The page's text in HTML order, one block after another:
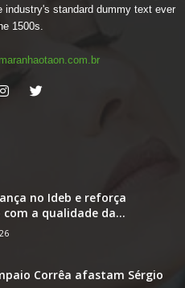
industry's standard dummy text ever
1500s.
no Ideb e reforça
a qualidade da...
Corrêa afastam Sérgio